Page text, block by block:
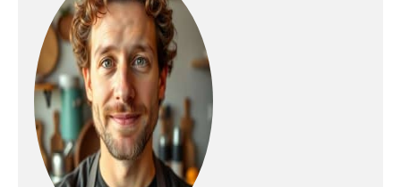
non seulement une
grande résistance, mais
aussi un nettoyage
particulièrement facile.
Des accessoires
puissants : le kit
comprend un outil pour
mixer et mélanger, un
accessoire pour hacher
la viande et un